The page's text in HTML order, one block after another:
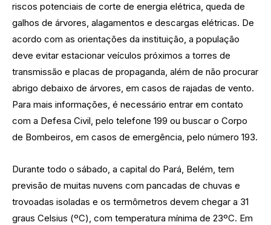
riscos potenciais de corte de energia elétrica, queda de
galhos de árvores, alagamentos e descargas elétricas. De
acordo com as orientações da instituição, a população
deve evitar estacionar veículos próximos a torres de
transmissão e placas de propaganda, além de não procurar
abrigo debaixo de árvores, em casos de rajadas de vento.
Para mais informações, é necessário entrar em contato
com a Defesa Civil, pelo telefone 199 ou buscar o Corpo
de Bombeiros, em casos de emergência, pelo número 193.
Durante todo o sábado, a capital do Pará, Belém, tem
previsão de muitas nuvens com pancadas de chuvas e
trovoadas isoladas e os termômetros devem chegar a 31
graus Celsius (ºC), com temperatura mínima de 23ºC. Em